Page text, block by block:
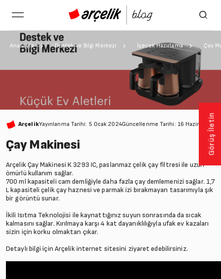
Anasayfa Destek ve Bilgi Merkezi İçecek Hazırlama Çay
ArçelikYayınlanma Tarihi: 5 Ocak 2024Güncellenme Tarihi: 16 Haziran 2025
Çay Makinesi
Arçelik Çay Makinesi K 3293 IC, paslanmaz çelik çay filtresi ile uzun
ömürlü kullanım sağlar.
700 ml kapasiteli cam demliğiyle daha fazla çay demlemenizi sağlar. 1,7
L kapasiteli çelik çay haznesi ve parmak izi bırakmayan tasarımıyla şık
bir görüntü sunar.
İkili Isıtma Teknolojisi ile kaynattığınız suyun sonrasında da sıcak
kalmasını sağlar. Kırılmaya karşı 4 kat dayanıklılığıyla ufak ev kazaları
sizin için korku olmaktan çıkar.
Detaylı bilgi için Arçelikinternet sitesini ziyaret edebilirsiniz.
Görüş İletin